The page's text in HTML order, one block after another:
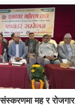
मह र रोजगार